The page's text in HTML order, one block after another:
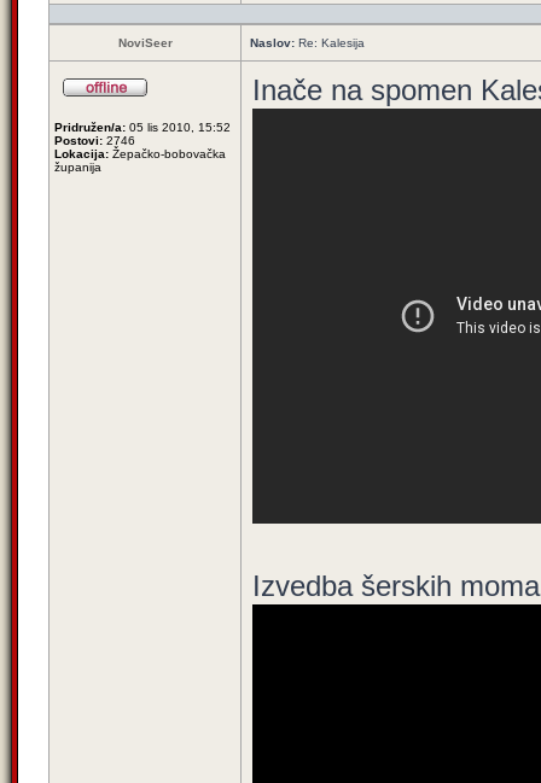
NoviSeer Naslov: Re: Kalesija
Pridružen/a: 05 lis 2010, 15:52
Postovi: 2746
Lokacija: Žepačko-bobovačka
županija
Inače na spomen
Izvedba šerskih